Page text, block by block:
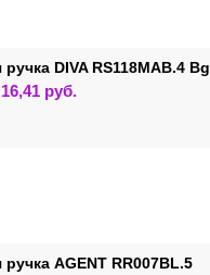
DIVA RS118MAB.4 Bg
16,41 руб.
AGENT RR007BL.5